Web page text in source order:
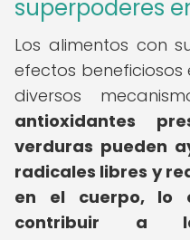
superpoderes
Los alimentos con
efectos
diversos
antioxidantes
verduras pueden
radicales libres y
en el cuerpo, lo
contribuir a